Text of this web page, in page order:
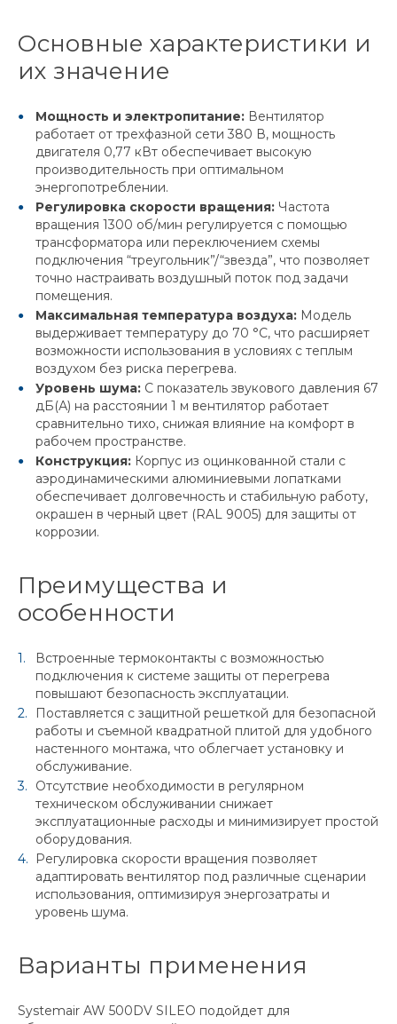
Основные характеристики и
их значение
Мощность и электропитание: Вентилятор
работает от трехфазной сети 380 В, мощность
двигателя 0,77 кВт обеспечивает высокую
производительность при оптимальном
энергопотреблении.
Регулировка скорости вращения: Частота
вращения 1300 об/мин регулируется с помощью
трансформатора или переключением схемы
подключения “треугольник”/“звезда”, что позволяет
точно настраивать воздушный поток под задачи
помещения.
Максимальная температура воздуха: Модель
выдерживает температуру до 70 °C, что расширяет
возможности использования в условиях с теплым
воздухом без риска перегрева.
Уровень шума: С показатель звукового давления 67
дБ(А) на расстоянии 1 м вентилятор работает
сравнительно тихо, снижая влияние на комфорт в
рабочем пространстве.
Конструкция: Корпус из оцинкованной стали с
аэродинамическими алюминиевыми лопатками
обеспечивает долговечность и стабильную работу,
окрашен в черный цвет (RAL 9005) для защиты от
коррозии.
Преимущества и
особенности
Встроенные термоконтакты с возможностью
подключения к системе защиты от перегрева
повышают безопасность эксплуатации.
Поставляется с защитной решеткой для безопасной
работы и съемной квадратной плитой для удобного
настенного монтажа, что облегчает установку и
обслуживание.
Отсутствие необходимости в регулярном
техническом обслуживании снижает
эксплуатационные расходы и минимизирует простой
оборудования.
Регулировка скорости вращения позволяет
адаптировать вентилятор под различные сценарии
использования, оптимизируя энергозатраты и
уровень шума.
Варианты применения
Systemair AW 500DV SILEO подойдет для